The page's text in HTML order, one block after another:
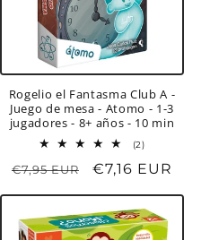
Rogelio el Fantasma Club A -
Juego de mesa - Atomo - 1-3
jugadores - 8+ años - 10 min
(2)2
totales
Precio
€7,95 EUR
Precio
oferta
€7,16 EUR